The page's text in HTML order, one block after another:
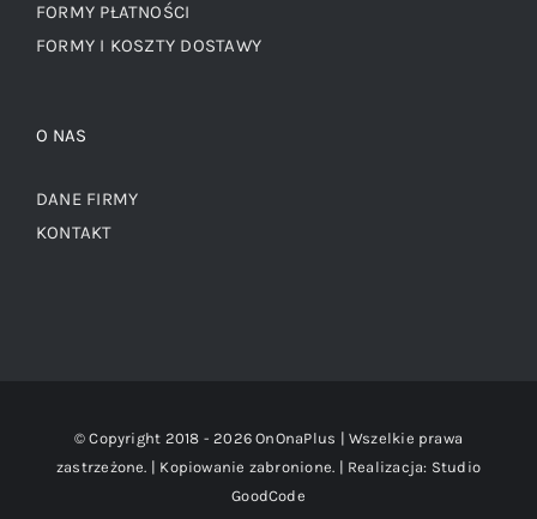
FORMY PŁATNOŚCI
FORMY I KOSZTY DOSTAWY
O NAS
DANE FIRMY
KONTAKT
© Copyright 2018 -2026 OnOnaPlus | Wszelkie prawa
zastrzeżone. | Kopiowanie zabronione. | Realizacja: Studio
GoodCode